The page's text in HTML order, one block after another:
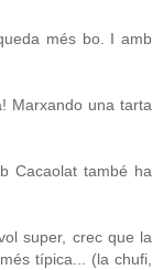
més bo. I amb
Marxando una tarta
Cacaolat també ha
super, crec que la
típica... (la chufi,